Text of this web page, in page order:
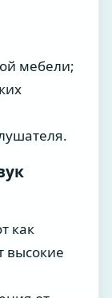
мебели;
как
высокие